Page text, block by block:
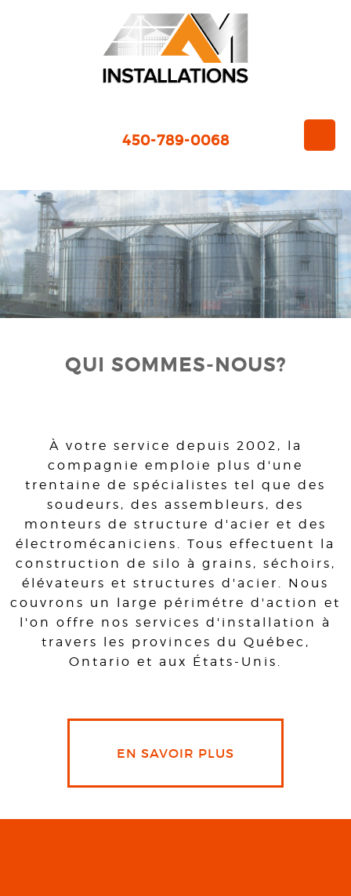
450-789-0068
QUI SOMMES-NOUS?
À votre service depuis 2002, la
compagnie emploie plus d'une
trentaine de spécialistes tel que des
soudeurs, des assembleurs, des
monteurs de structure d'acier et des
électromécaniciens. Tous effectuent la
construction de silo à grains, séchoirs,
élévateurs et structures d'acier. Nous
couvrons un large périmétre d'action et
l'on offre nos services d'installation à
travers les provinces du Québec,
Ontario et aux États-Unis.
EN SAVOIR PLUS